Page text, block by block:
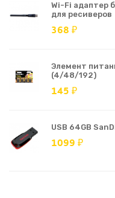
Wi-Fi адаптер
для ресиверов
368 ₽
Элемент
(4/48/192)
145 ₽
USB 64GB
1099 ₽